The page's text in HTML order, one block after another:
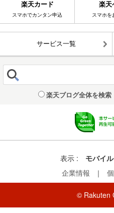
楽天カード
スマホでカンタン申込
楽天
スマホを
サービス一覧
楽天ブログ全体を検索
表示 : モバイル
企業情報
｜
© Rakuten